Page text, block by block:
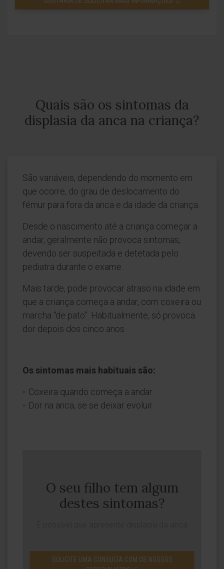
Quais são os sintomas da
displasia da anca na criança?
São variáveis, dependendo do momento em
que ocorre, do grau de deslocamento do
fémur para fora da anca e da idade da criança.
Desde o nascimento até a criança começar a
andar, geralmente não provoca sintomas,
devendo ser suspeitada e detetada pelo
pediatra durante o exame.
Mais tarde, pode provocar atraso na idade em
que a criança começa a andar, com coxeira ou
marcha “de pato”. Habitualmente, só provoca
dor depois dos cinco anos.
Os sintomas mais habituais são:
Coxeira quando começa a andar.
Dor na anca, se se deixar evoluir.
O seu filho tem algum
destes sintomas?
SOLICITE UMA CONSULTA COM OS NOSSOS